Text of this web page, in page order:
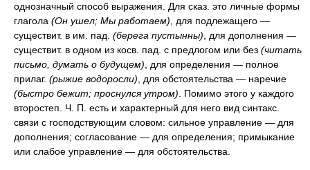
однозначный способ выражения. Для сказ. это личные формы
глагола (Он ушел; Мы работаем) , для подлежащего —
существит. в им. пад. (берега пустынны) , для дополнения —
существит. в одном из косв. пад. с предлогом или без (читать
письмо, думать о будущем) , для определения — полное
прилаг. (рыжие водоросли) , для обстоятельства — наречие
(быстро бежит; проснулся утром) . Помимо этого у каждого
второстеп. Ч. П. есть и характерный для него вид синтакс.
связи с господствующим словом: сильное управление — для
дополнения; согласование — для определения; примыкание
или слабое управление — для обстоятельства.